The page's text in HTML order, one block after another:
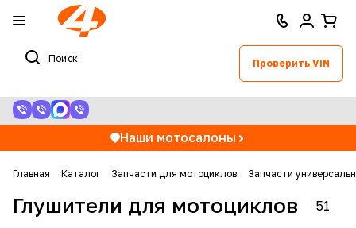
Проверить VIN
Наши мотосалоны
Главная Каталог Запчасти для мотоциклов Запчасти
Глушители для мотоциклов 51